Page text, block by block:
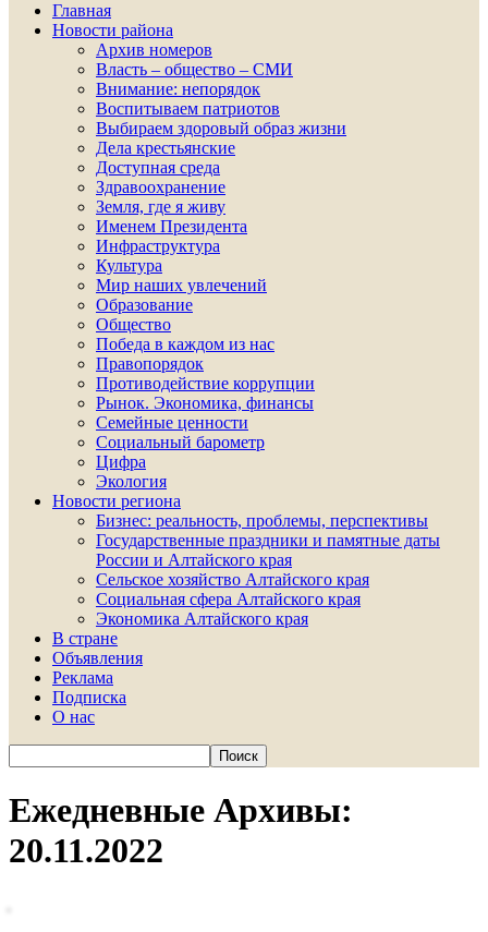
Главная
Новости района
Архив номеров
Власть – общество – СМИ
Внимание: непорядок
Воспитываем патриотов
Выбираем здоровый образ жизни
Дела крестьянские
Доступная среда
Здравоохранение
Земля, где я живу
Именем Президента
Инфраструктура
Культура
Мир наших увлечений
Образование
Общество
Победа в каждом из нас
Правопорядок
Противодействие коррупции
Рынок. Экономика, финансы
Семейные ценности
Социальный барометр
Цифра
Экология
Новости региона
Бизнес: реальность, проблемы, перспективы
Государственные праздники и памятные даты
России и Алтайского края
Сельское хозяйство Алтайского края
Социальная сфера Алтайского края
Экономика Алтайского края
В стране
Объявления
Реклама
Подписка
О нас
Ежедневные Архивы:
20.11.2022